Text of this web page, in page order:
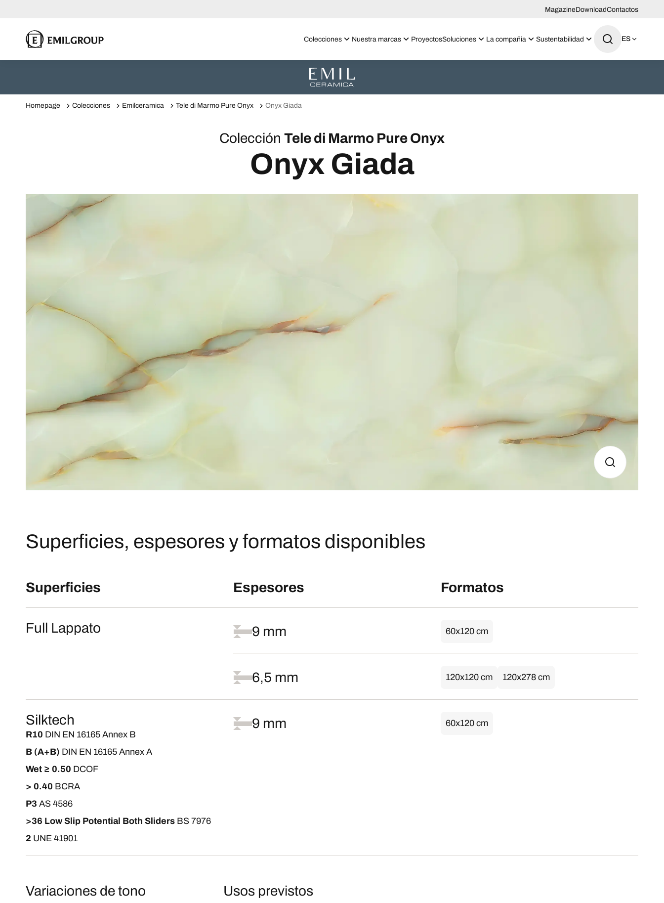
MagazineDownloadContactos
Colecciones Nuestra marcas ProyectosSoluciones La compañia Sustentabilidad ES
Homepage Colecciones Emilceramica Tele di Marmo Pure Onyx Onyx Giada
Colección Tele di Marmo Pure Onyx
Onyx Giada
Superficies, espesores y formatos disponibles
Superficies Espesores Formatos
Full Lappato 9 mm 60x120 cm
6,5 mm 120x120 cm 120x278 cm
Silktech
R10 DIN EN 16165 Annex B
B (A+B) DIN EN 16165 Annex A
Wet ≥ 0.50 DCOF
> 0.40 BCRA
P3 AS 4586
>36 Low Slip Potential Both Sliders BS 7976
2 UNE 41901
9 mm 60x120 cm
Variaciones de tono Usos previstos